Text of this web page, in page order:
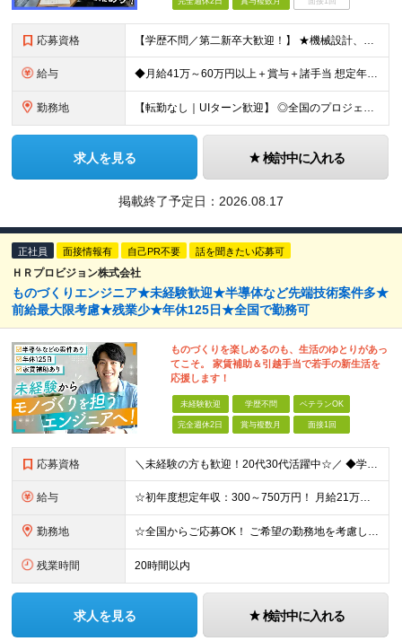
応募資格 【学歴不問／第二新卒大歓迎！】 ★機械設計、電気設計、制御（組込・FA制御など）のいずれかに関する一連の工程経験をお持ちの方（実務年数やブランクは問いません） 〜「完全にマネジメントができる方」だけ
給与 ◆月給41万～60万円以上＋賞与＋諸手当 想定年収500万円～700万円 ※経験や能力を考慮して優遇します ※残業代は別途全額支給します ※試用期間3ヶ月（期間中も待遇・条件に差異はございません）
勤務地 【転勤なし｜UIターン歓迎】 ◎全国のプロジェクト先へ配属 ※配属先は希望を考慮します ※お任せする業務の状況により転居を伴う就業の可能性はありますが、その際は希望を考慮します ◆本社 福岡県
求人を見る 検討中に入れる
掲載終了予定日： 2026.08.17
正社員 面接情報有 自己PR不要 話を聞きたい応募可
ＨＲプロビジョン株式会社
ものづくりエンジニア★未経験歓迎★半導体など先端技術案件多★
前給最大限考慮★残業少★年休125日★全国で勤務可
ものづくりを楽しめるのも、生活のゆとりがあっ
てこそ。 家賃補助＆引越手当で若手の新生活を
応援します！
未経験歓迎 学歴不問 ベテランOK
完全週休2日 賞与複数月 面接1回
応募資格 ＼未経験の方も歓迎！20代30代活躍中☆／ ◆学歴不問 ◆経験不問 ☆豊富に案件を取り揃えているため、言語やフェーズ、レベル感は問いません！ ☆経験に応じて即戦力として活躍いただくことも◎ ☆何らか
給与 ☆初年度想定年収：300～750万円！ 月給21万円～45万円＋残業代全額支給＋各種手当！ 【500以上の給与テーブルで納得感ある評価体制◎】 【様々な手当をご用意しています！】 ◆通勤手当 ◆
勤務地 ☆全国からご応募OK！ ご希望の勤務地を考慮し、全国各地で勤務いただけます◎ ＼東北・北陸地域の採用を強化中です！／ 【該当地域】 └北海道・岩手・宮城・福島・茨城・栃木・群馬・埼玉・東京・神奈川
残業時間 20時間以内
求人を見る 検討中に入れる